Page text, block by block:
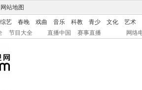
网站地图
综艺 春晚 戏曲 音乐 科教 青少 文化
艺术
节目大全 直播中国 赛事直播 网络